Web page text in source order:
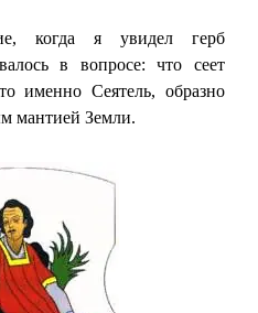
когда я увидел герб
в вопросе: что сеет
именно Сеятель, образно
мантией Земли.